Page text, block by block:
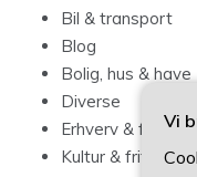
Bil & transport
Blog
Bolig, hus & have
Diverse
Erhverv & forbrug
Kultur & fritid
Vi